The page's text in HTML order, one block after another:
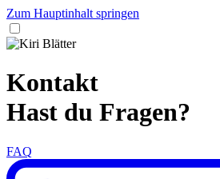
Zum Hauptinhalt springen
Kontakt
Hast du Fragen?
FAQ